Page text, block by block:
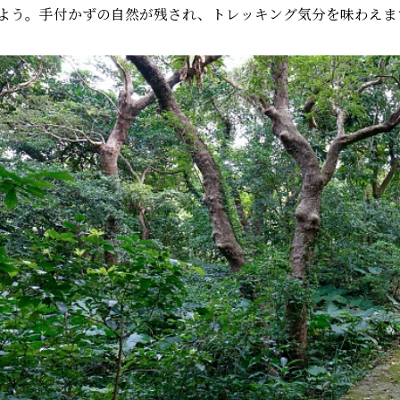
う。手付かずの自然が残され、トレッキング気分を味わえ